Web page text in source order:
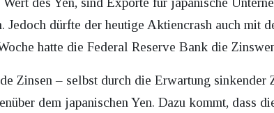
Jedoch dürfte der heutige Aktiencrash auch mit
hatte die Federal Reserve Bank die
Zinsen – selbst durch die Erwartung
dem japanischen Yen. Dazu kommt, dass